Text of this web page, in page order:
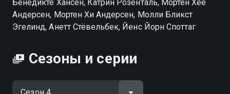
Бенедикте Хансен, Катрин Розенталь, Мортен Хее
Андерсен, Мортен Хи Андерсен, Молли Бликст
Эгелинд, Анетт Стёвельбек, Йенс Йорн Споттаг
Сезоны и серии